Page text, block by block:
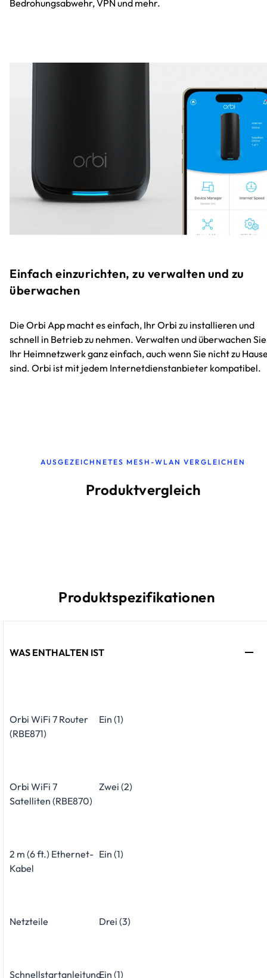
Bedrohungsabwehr, VPN und mehr.
Einfach einzurichten, zu verwalten und zu
überwachen
Die Orbi App macht es einfach, Ihr Orbi zu installieren und
schnell in Betrieb zu nehmen. Verwalten und überwachen Sie
Ihr Heimnetzwerk ganz einfach, auch wenn Sie nicht zu
sind. Orbi ist mit jedem Internetdienstanbieter kompatibel.
AUSGEZEICHNETES MESH-WLAN VERGLEICHEN
Produktvergleich
Produktspezifikationen
WAS ENTHALTEN IST
Orbi WiFi 7 Router
(RBE871)
Ein (1)
Orbi WiFi 7
Satelliten (RBE870)
Zwei (2)
2 m (6 ft.) Ethernet-
Kabel
Ein (1)
Netzteile Drei (3)
SchnellstartanleitungEin (1)